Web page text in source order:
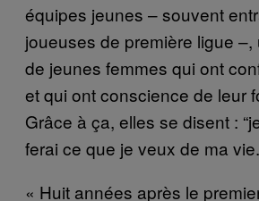
équipes jeunes – souvent
joueuses de première ligue
de jeunes femmes qui ont
et qui ont conscience de leur
Grâce à ça, elles se disent :
ferai ce que je veux de ma
« Huit années après le